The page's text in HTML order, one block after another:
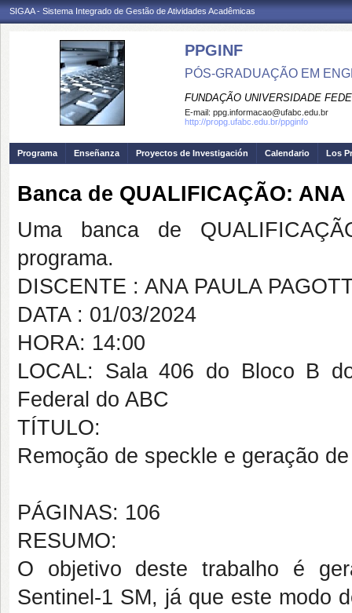
SIGAA - Sistema Integrado de Gestão de Atividades Acadêmicas
PPGINF
PÓS-GRADUAÇÃO EM
FUNDAÇÃO UNIVERSIDADE
E-mail: ppg.informacao@ufabc.edu.br
http://propg.ufabc.edu.br/ppginfo
Programa Enseñanza Proyectos de Investigación Calendario Los
Banca de QUALIFICAÇÃO: ANA
Uma banca de
programa.
DISCENTE : ANA PAULA
DATA : 01/03/2024
HORA: 14:00
LOCAL: Sala 406 do Bloco B
Federal do ABC
TÍTULO:
Remoção de speckle e geração
PÁGINAS: 106
RESUMO:
O objetivo deste trabalho é
Sentinel-1 SM, já que este modo